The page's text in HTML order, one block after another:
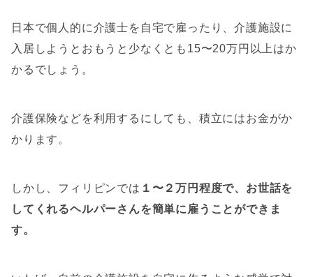
日本で個人的に介護士を自宅で雇ったり、介護施設に
入居しようとおもうと少なくとも15〜20万円以上はか
かるでしょう。
介護保険などを利用するにしても、積立にはお金がか
かります。
しかし、フィリピンでは １〜２万円程度で、お世話を
してくれるヘルパーさんを簡単に雇うことができま
す。